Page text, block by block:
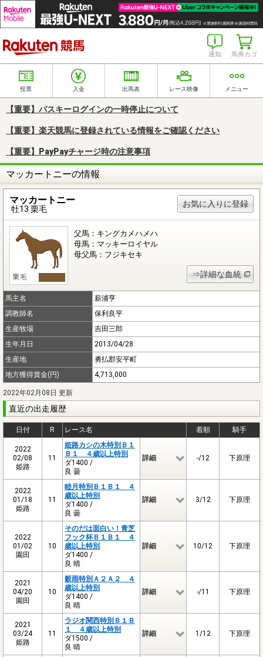
馬券カゴ
通知
投票 入金 出馬表 レース映像 メニュー
【重要】パスキーログインの一時停止について
【重要】楽天競馬に登録されている情報をご確認ください
【重要】PayPayチャージ時の注意事項
マッカートニーの情報
マッカートニー
牡13 栗毛
お気に入りに登録
父馬：キングカメハメハ
母馬：マッキーロイヤル
母父馬：フジキセキ
⇒詳細な血統
馬主名
薪浦亨
調教師名
保利良平
生産牧場
吉田三郎
生年月日
2013/04/28
生産地
勇払郡安平町
地方獲得賞金(円)
4,713,000
2022年02月08日 更新
直近の出走履歴
日付 R レース名 着順 騎手
2022
02/08
姫路
11
姫路カシの木特別Ｂ１
Ｂ１ ４歳以上特別
ダ1400 /
良 曇
詳細 -/12 下原理
2022
01/18
姫路
11
睦月特別Ｂ１Ｂ１ ４
歳以上特別
ダ1400 /
良 曇
詳細 3/12 下原理
2022
01/02
園田
10
そのだは面白い！青芝
フック杯Ｂ１Ｂ１ ４
歳以上特別
ダ1400 /
良 晴
詳細 10/12 下原理
2021
04/20
園田
10
穀雨特別Ａ２Ａ２ ４
歳以上特別
ダ1400 /
良 晴
詳細 -/11 下原理
2021
03/24
姫路
11
ラジオ関西特別Ｂ１Ｂ
１ ４歳以上特別
ダ1500 /
良 晴
詳細 1/12 下原理